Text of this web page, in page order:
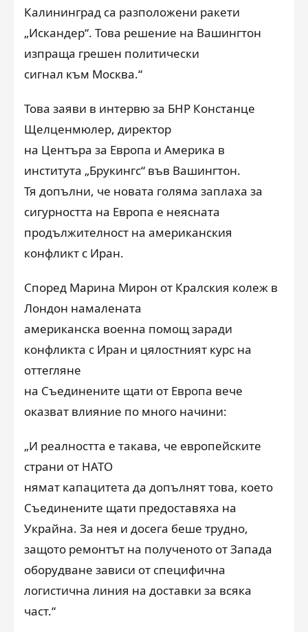
Калининград са разположени ракети
„Искандер“. Това решение на Вашингтон
изпраща грешен политически
сигнал към Москва.“
Това заяви в интервю за БНР Констанце
Щелценмюлер, директор
на Центъра за Европа и Америка в
института „Брукингс“ във Вашингтон.
Тя допълни, че новата голяма заплаха за
сигурността на Европа е неясната
продължителност на американския
конфликт с Иран.
Според Марина Мирон от Кралския колеж в
Лондон намалената
американска военна помощ заради
конфликта с Иран и цялостният курс на
оттегляне
на Съединените щати от Европа вече
оказват влияние по много начини:
„И реалността е такава, че европейските
страни от НАТО
нямат капацитета да допълнят това, което
Съединените щати предоставяха на
Украйна. За нея и досега беше трудно,
защото ремонтът на полученото от Запада
оборудване зависи от специфична
логистична линия на доставки за всяка
част.“